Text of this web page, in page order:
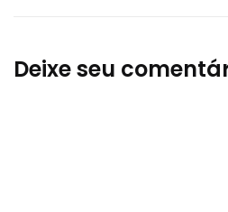
Deixe seu